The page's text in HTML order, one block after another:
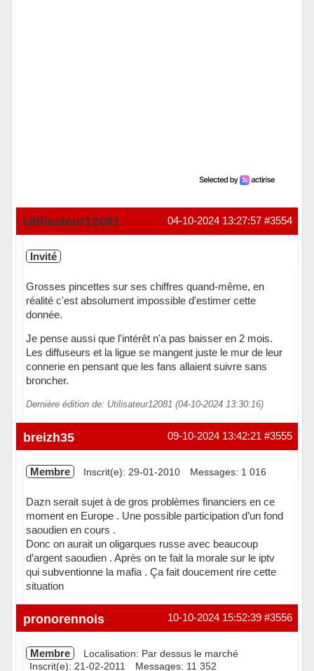
#3554
04-10-2024 13:27:57
Utilisateur12081
Invité
Grosses pincettes sur ses chiffres quand-même, en
réalité c'est absolument impossible d'estimer cette
donnée.
Je pense aussi que l'intérêt n'a pas baisser en 2 mois.
Les diffuseurs et la ligue se mangent juste le mur de leur
connerie en pensant que les fans allaient suivre sans
broncher.
Dernière édition de: Utilisateur12081 (04-10-2024 13:30:16)
#3555
09-10-2024 13:42:21
breizh35
Membre Inscrit(e): 29-01-2010 Messages: 1 016
Dazn serait sujet à de gros problèmes financiers en ce
moment en Europe . Une possible participation d’un fond
saoudien en cours .
Donc on aurait un oligarques russe avec beaucoup
d’argent saoudien . Après on te fait la morale sur le iptv
qui subventionne la mafia . Ça fait doucement rire cette
situation
Hors ligne #3556
10-10-2024 15:52:39
pronorennois
Membre
Localisation: Par dessus le marché
Inscrit(e): 21-02-2011
Messages: 11 352